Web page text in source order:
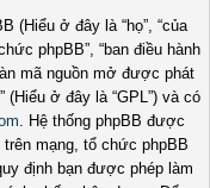
(Hiểu ở đây là “họ”, “của
phpBB”, “ban điều hành
mã nguồn mở được phát
” (Hiểu ở đây là “GPL”) và có
. Hệ thống phpBB được
mạng, tổ chức phpBB
định bạn được phép làm